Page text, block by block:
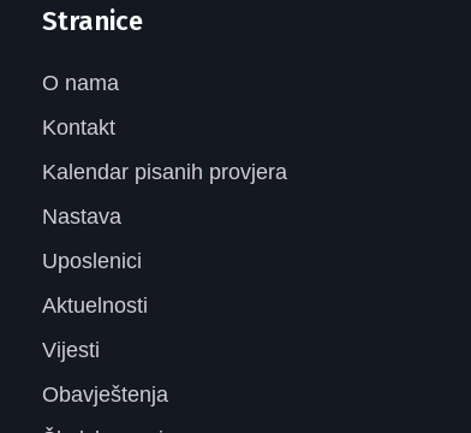
Stranice
O nama
Kontakt
Kalendar pisanih provjera
Nastava
Uposlenici
Aktuelnosti
Vijesti
Obavještenja